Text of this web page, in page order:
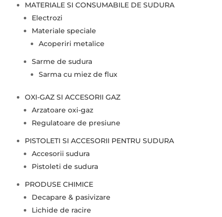
MATERIALE SI CONSUMABILE DE SUDURA
Electrozi
Materiale speciale
Acoperiri metalice
Sarme de sudura
Sarma cu miez de flux
OXI-GAZ SI ACCESORII GAZ
Arzatoare oxi-gaz
Regulatoare de presiune
PISTOLETI SI ACCESORII PENTRU SUDURA
Accesorii sudura
Pistoleti de sudura
PRODUSE CHIMICE
Decapare & pasivizare
Lichide de racire